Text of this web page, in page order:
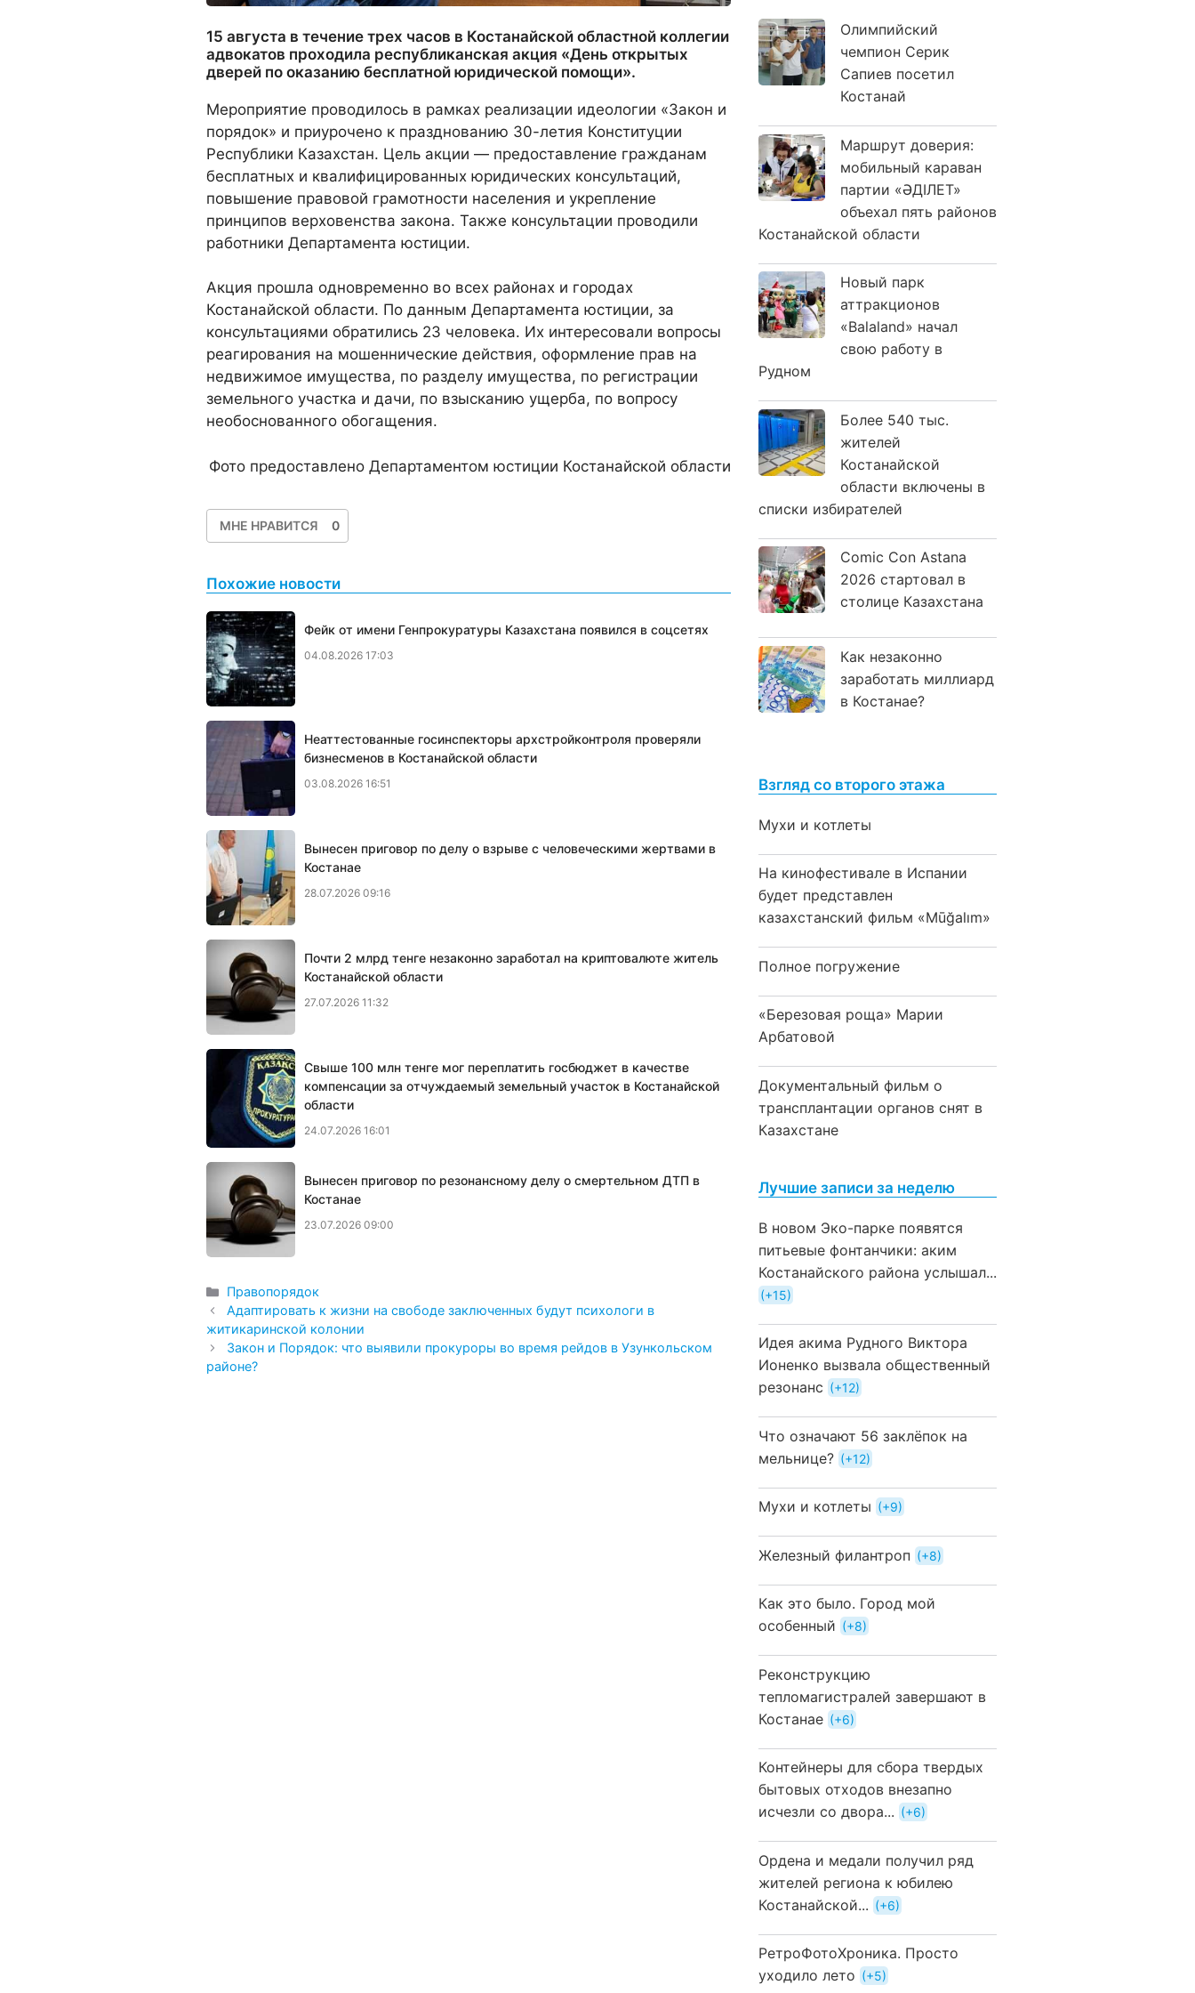
15 августа в течение трех часов в Костанайской областной коллегии
адвокатов проходила республиканская акция «День открытых
дверей по оказанию бесплатной юридической помощи».
Мероприятие проводилось в рамках реализации идеологии «Закон и
порядок» и приурочено к празднованию 30-летия Конституции
Республики Казахстан. Цель акции — предоставление гражданам
бесплатных и квалифицированных юридических консультаций,
повышение правовой грамотности населения и укрепление
принципов верховенства закона. Также консультации проводили
работники Департамента юстиции.
Акция прошла одновременно во всех районах и городах
Костанайской области. По данным Департамента юстиции, за
консультациями обратились 23 человека. ⁠⁠Их интересовали вопросы
реагирования на мошеннические действия, оформление прав на
недвижимое имущества, по разделу имущества, по регистрации
земельного участка и дачи, по взысканию ущерба, по вопросу
необоснованного обогащения.
Фото предоставлено Департаментом юстиции Костанайской области
МНЕ НРАВИТСЯ 0
Похожие новости
Фейк от имени Генпрокуратуры Казахстана появился в соцсетях
04.08.2026 17:03
Неаттестованные госинспекторы архстройконтроля проверяли
бизнесменов в Костанайской области
03.08.2026 16:51
Вынесен приговор по делу о взрыве с человеческими жертвами в
Костанае
28.07.2026 09:16
Почти 2 млрд тенге незаконно заработал на криптовалюте житель
Костанайской области
27.07.2026 11:32
Свыше 100 млн тенге мог переплатить госбюджет в качестве
компенсации за отчуждаемый земельный участок в Костанайской
области
24.07.2026 16:01
Вынесен приговор по резонансному делу о смертельном ДТП в
Костанае
23.07.2026 09:00
Рубрики
Правопорядок
Адаптировать к жизни на свободе заключенных будут психологи в
житикаринской колонии
Закон и Порядок: что выявили прокуроры во время рейдов в Узункольском
районе?
Олимпийский
чемпион Серик
Сапиев посетил
Костанай
Маршрут доверия:
мобильный караван
партии «ӘДІЛЕТ»
объехал пять районов
Костанайской области
Новый парк
аттракционов
«Balaland» начал
свою работу в
Рудном
Более 540 тыс.
жителей
Костанайской
области включены в
списки избирателей
Comic Con Astana
2026 стартовал в
столице Казахстана
Как незаконно
заработать миллиард
в Костанае?
Взгляд со второго этажа
Мухи и котлеты
На кинофестивале в Испании
будет представлен
казахстанский фильм «Mūğalım»
Полное погружение
«Березовая роща» Марии
Арбатовой
Документальный фильм о
трансплантации органов снят в
Казахстане
Лучшие записи за неделю
В новом Эко-парке появятся
питьевые фонтанчики: аким
Костанайского района услышал...
+15
Идея акима Рудного Виктора
Ионенко вызвала общественный
резонанс
+12
Что означают 56 заклёпок на
мельнице?
+12
Мухи и котлеты +9
Железный филантроп +8
Как это было. Город мой
особенный
+8
Реконструкцию
тепломагистралей завершают в
Костанае
+6
Контейнеры для сбора твердых
бытовых отходов внезапно
исчезли со двора...
+6
Ордена и медали получил ряд
жителей региона к юбилею
Костанайской...
+6
РетроФотоХроника. Просто
уходило лето
+5